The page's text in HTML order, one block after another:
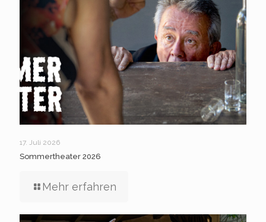
17. Juli 2026
Sommertheater 2026
Mehr erfahren